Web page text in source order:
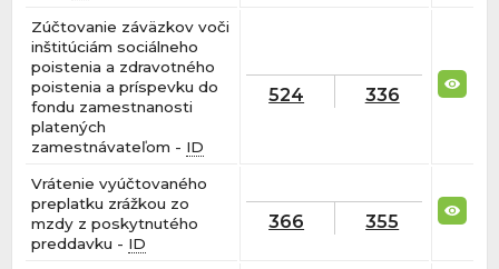
Zúčtovanie záväzkov voči
inštitúciám sociálneho
poistenia a zdravotného
poistenia a príspevku do
fondu zamestnanosti
platených
zamestnávateľom - ID
524 336
Vrátenie vyúčtovaného
preplatku zrážkou zo
mzdy z poskytnutého
preddavku - ID
366 355